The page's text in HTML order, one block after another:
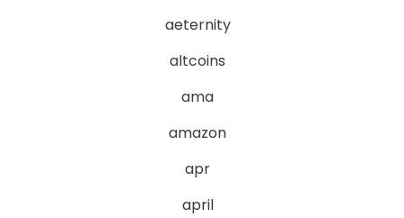
aeternity
altcoins
ama
amazon
apr
april